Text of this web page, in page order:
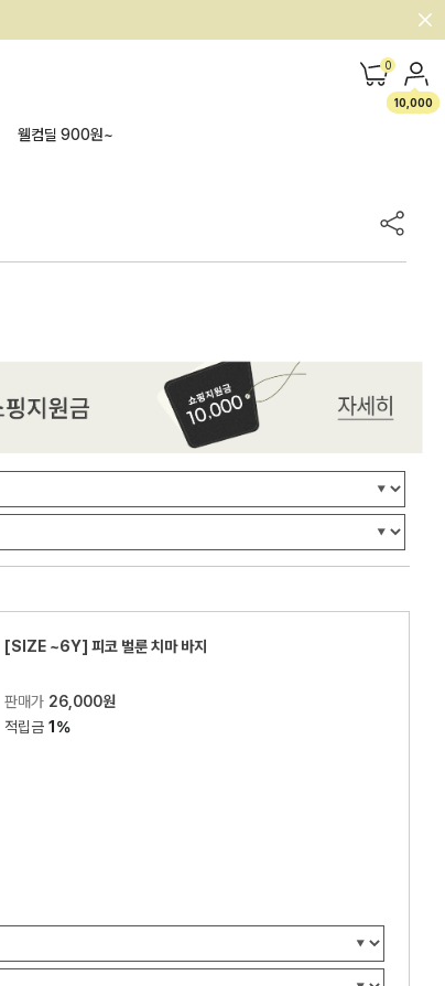
0
10,000
웰컴딜 900원~
[SIZE ~6Y] 피코 벌룬 치마 바지
판매가 26,000원
적립금 1%